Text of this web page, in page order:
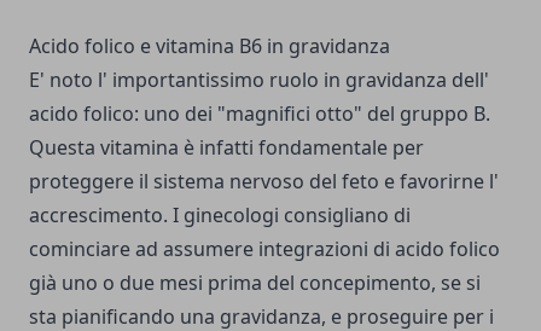
Acido folico e vitamina B6 in gravidanza
E' noto l' importantissimo ruolo in gravidanza dell'
acido folico: uno dei "magnifici otto" del gruppo B.
Questa vitamina è infatti fondamentale per
proteggere il sistema nervoso del feto e favorirne l'
accrescimento. I ginecologi consigliano di
cominciare ad assumere integrazioni di acido folico
già uno o due mesi prima del concepimento, se si
sta pianificando una gravidanza, e proseguire per i